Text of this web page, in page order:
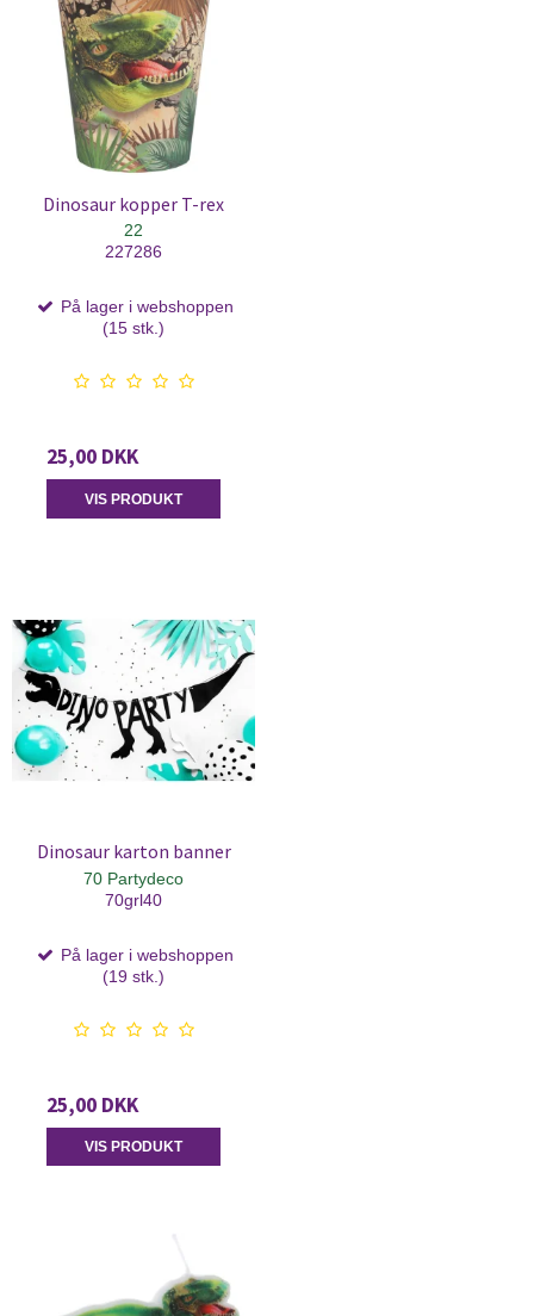
Dinosaur kopper T-rex
22
227286
På lager i webshoppen
(15 stk.)
25,00 DKK
VIS PRODUKT
Dinosaur karton banner
70 Partydeco
70grl40
På lager i webshoppen
(19 stk.)
25,00 DKK
VIS PRODUKT